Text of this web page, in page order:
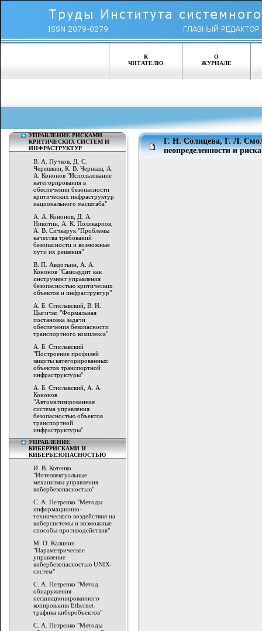
К
ЧИТАТЕЛЮ
О
ЖУРНАЛЕ
УПРАВЛЕНИЕ РИСКАМИ
КРИТИЧЕСКИХ СИСТЕМ И
ИНФРАСТРУКТУР
В. А. Пучков, Д. С.
Черешкин, К. В. Черныш, А.
А. Кононов "Использование
категорирования в
обеспечении безопасности
критических инфраструктур
национального масштаба"
А. А. Кононов, Д. А.
Никитин, А. К. Поликарпов,
А. В. Сичкарук "Проблемы
качества требований
безопасности и возможные
пути их решения"
В. П. Авдотьин, А. А.
Кононов "Самоаудит как
инструмент управления
безопасностью критических
объектов и инфраструктур"
А. Б. Стиславский, В. Н.
Цыгичко "Формальная
постановка задачи
обеспечения безопасности
транспортного комплекса"
А. Б. Стиславский
"Построение профилей
защиты категорированных
объектов транспортной
инфраструктуры"
А. Б. Стиславский, А. А.
Кононов
"Автоматизированная
система управления
безопасностью объектов
транспортной
инфраструктуры"
УПРАВЛЕНИЕ
КИБЕРРИСКАМИ И
КИБЕРБЕЗОПАСНОСТЬЮ
И. В. Котенко
"Интеллектуальные
механизмы управления
кибербезопасностью"
С. А. Петренко "Методы
информационно-
технического воздействия на
киберсистемы и возможные
способы противодействия"
М. О. Калинин
"Параметрическое
управление
кибербезопасностью UNIX-
систем"
С. А. Петренко "Метод
обнаружения
несанкционированного
копирования Ethernet-
трафика киберобъектов"
С. А. Петренко "Методы
Г. Н. Солнцева, Г. Л.
неопределенности и